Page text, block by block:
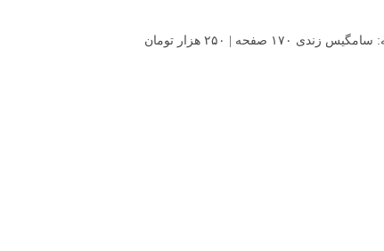
صفحه | ۲۵۰ هزار تومان